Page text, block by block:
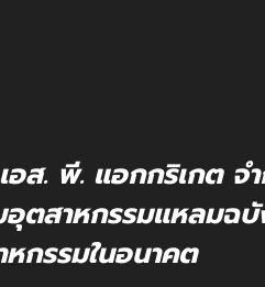
อส. พี. แอกกริเกต จ
ตสาหกรรมแหลมฉ
กรรมในอนาคต